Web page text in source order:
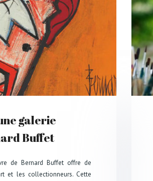
galerie
Buffet
de Bernard Buffet offre de
et les collectionneurs. Cette